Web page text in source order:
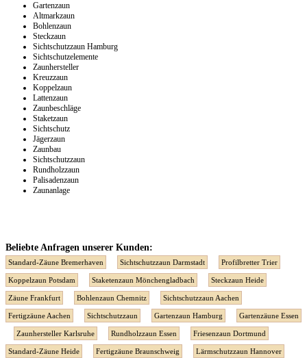
Gartenzaun
Altmarkzaun
Bohlenzaun
Steckzaun
Sichtschutzzaun Hamburg
Sichtschutzelemente
Zaunhersteller
Kreuzzaun
Koppelzaun
Lattenzaun
Zaunbeschläge
Staketzaun
Sichtschutz
Jägerzaun
Zaunbau
Sichtschutzzaun
Rundholzzaun
Palisadenzaun
Zaunanlage
Beliebte Anfragen unserer Kunden:
Standard-Zäune Bremerhaven Sichtschutzzaun Darmstadt Profilbretter Trier
Koppelzaun Potsdam Staketenzaun Mönchengladbach Steckzaun Heide
Zäune Frankfurt Bohlenzaun Chemnitz Sichtschutzzaun Aachen
Fertigzäune Aachen Sichtschutzzaun Gartenzaun Hamburg Gartenzäune Essen
Zaunhersteller Karlsruhe Rundholzzaun Essen Friesenzaun Dortmund
Standard-Zäune Heide Fertigzäune Braunschweig Lärmschutzzaun Hannover